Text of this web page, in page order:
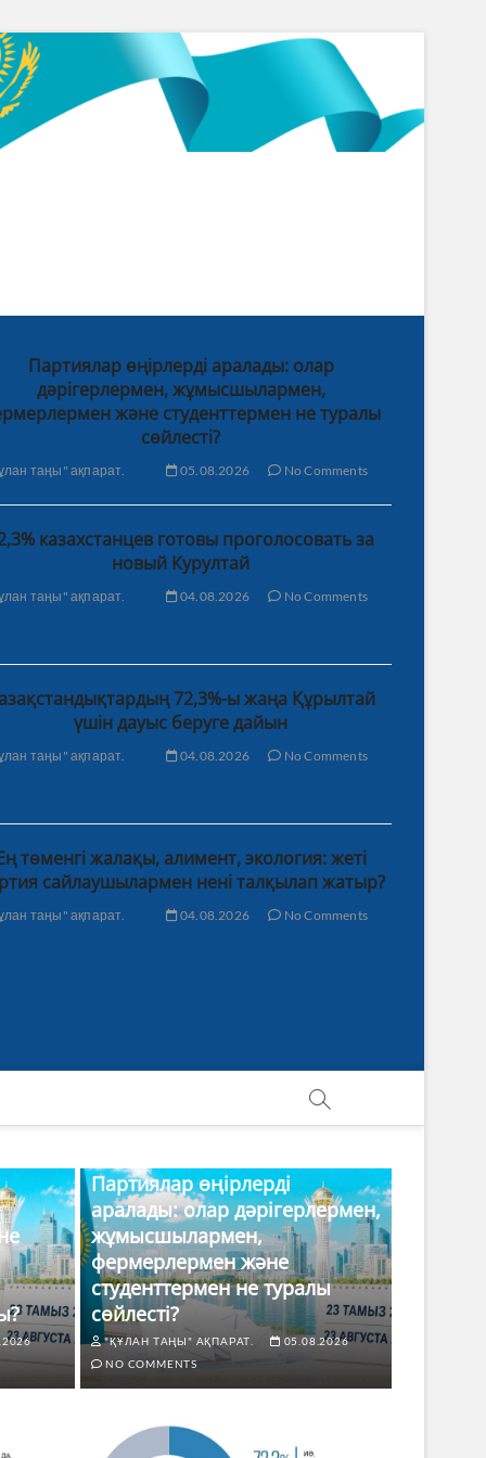
Партиялар өңірлерді аралады: олар
дәрігерлермен, жұмысшылармен,
және студенттермен не туралы
сөйлесті?
таңы" ақпарат. 05.08.2026 No Comments
казахстанцев готовы проголосовать за
новый Курултай
таңы" ақпарат. 04.08.2026 No Comments
72,3%-ы жаңа Құрылтай
үшін дауыс беруге дайын
таңы" ақпарат. 04.08.2026 No Comments
төменгі жалақы, алимент, экология: жеті
сайлаушылармен нені талқылап жатыр?
таңы" ақпарат. 04.08.2026 No Comments
Партиялар өңірлерді
аралады: олар дәрігерлермен,
жұмысшылармен,
фермерлермен және
студенттермен не туралы
сөйлесті?
"ҚҰЛАН ТАҢЫ" АҚПАРАТ.
05.08.2026
NO COMMENTS